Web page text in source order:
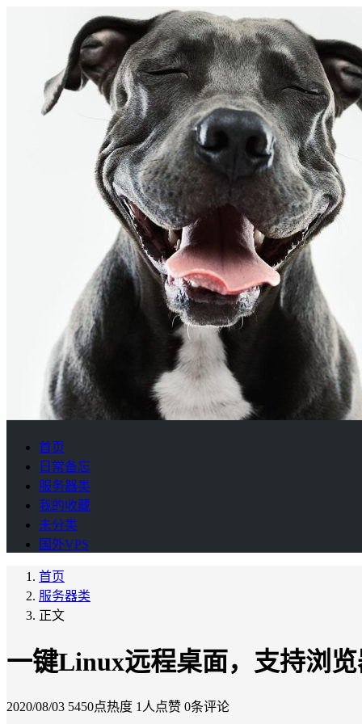
首页
日常备忘
服务器类
我的收藏
未分类
国外VPS
首页
服务器类
正文
一键Linux远程桌面，支持浏
2020/08/03 5450点热度 1人点赞 0条评论